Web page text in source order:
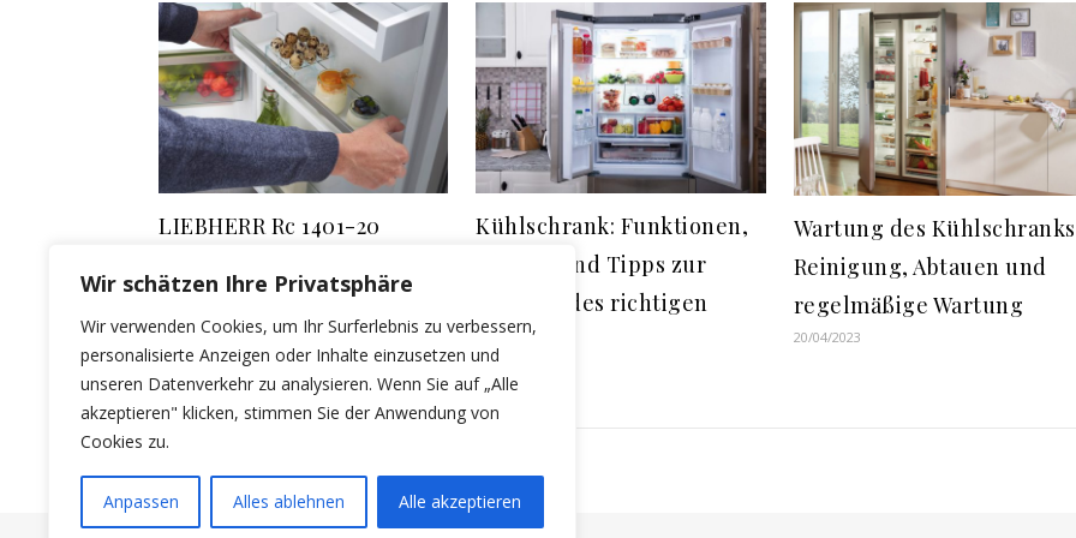
Wir schätzen Ihre Privatsphäre
Wir verwenden Cookies, um Ihr Surferlebnis zu verbessern,
personalisierte Anzeigen oder Inhalte einzusetzen und
unseren Datenverkehr zu analysieren. Wenn Sie auf „Alle
akzeptieren" klicken, stimmen Sie der Anwendung von
Cookies zu.
Anpassen Alles ablehnen Alle akzeptieren
LIEBHERR Rc 1401-20
Design für den modernen
Haushalt
Kühlschrank: Funktionen,
Größen und Tipps zur
Auswahl des richtigen
Modells
Wartung des
Reinigung, Abtauen und
regelmäßige Wartung
20/04/2023